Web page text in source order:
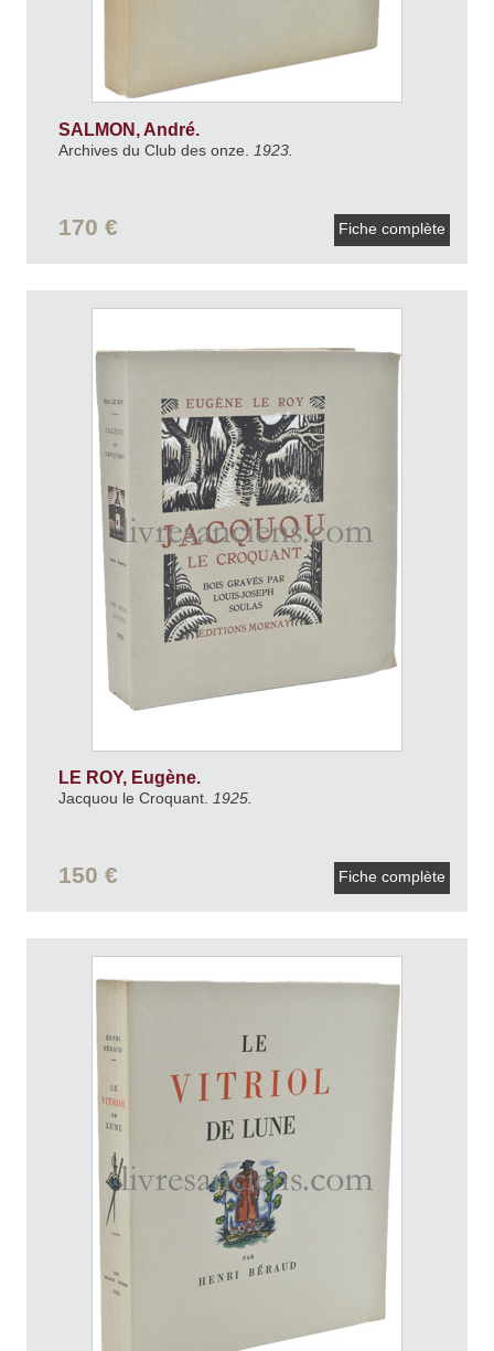
SALMON, André.
Archives du Club des onze. 1923.
170 € Fiche complète
LE ROY, Eugène.
Jacquou le Croquant. 1925.
150 € Fiche complète